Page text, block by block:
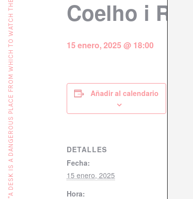
Coelho i
15 enero, 2025 @ 18:00
Añadir al calendario
DETALLES
Fecha:
15 enero, 2025
Hora: